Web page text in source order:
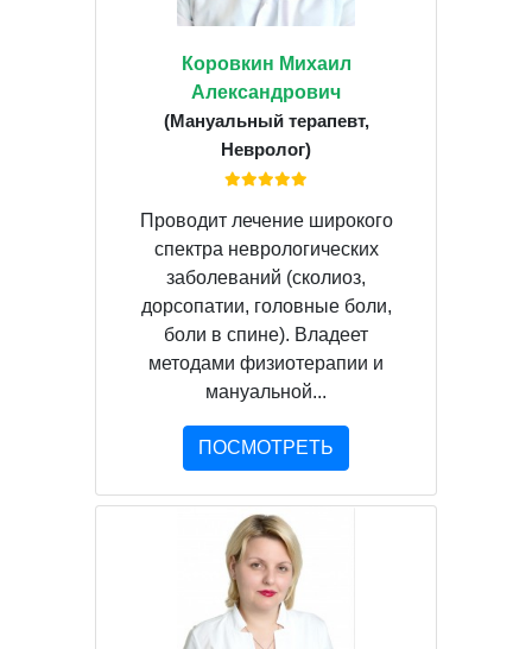
Коровкин Михаил
Александрович
(Мануальный терапевт,
Невролог)
Проводит лечение широкого
спектра неврологических
заболеваний (сколиоз,
дорсопатии, головные боли,
боли в спине). Владеет
методами физиотерапии и
мануальной...
ПОСМОТРЕТЬ